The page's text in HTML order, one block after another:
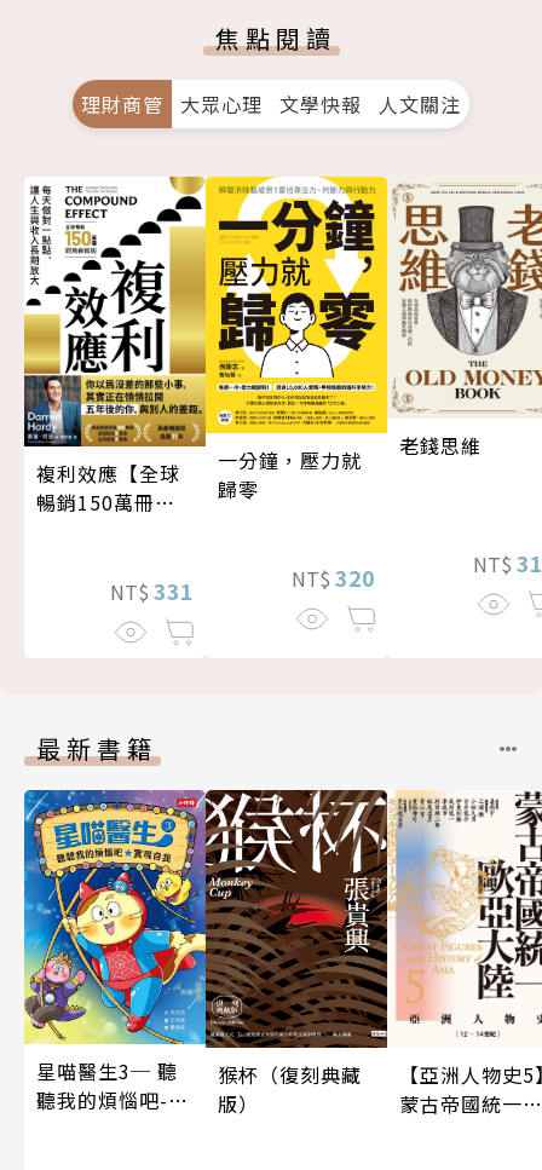
焦點閱讀
理財商管 大眾心理 文學快報 人文關注
複利效應【全球
暢銷150萬冊・
NT$ 331
一分鐘，壓力就
歸零
NT$ 320
老錢思維
NT$
最新書籍
星喵醫生3─ 聽
聽我的煩惱吧-實
猴杯（復刻典藏
版）
【亞洲人物史5
蒙古帝國統一歐